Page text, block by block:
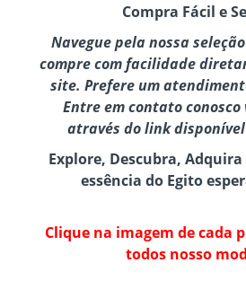
Compra Fácil e
Navegue pela nossa
compre com facilidade
site. Prefere um
Entre em contato conosco
através do link
Explore, Descubra,
essência do Egito
Clique na imagem de cada
todos nosso